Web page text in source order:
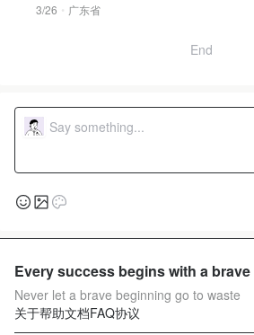
3/26 广东省
End
Every success begins with a
Never let a brave beginning go to waste
关于帮助文档FAQ协议